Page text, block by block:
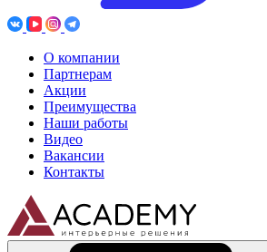
О компании
Партнерам
Акции
Преимущества
Наши работы
Видео
Вакансии
Контакты